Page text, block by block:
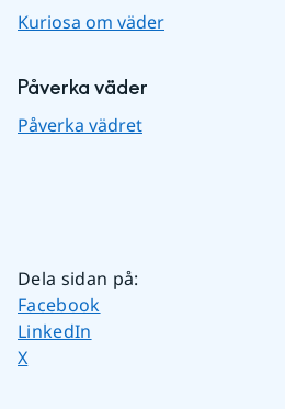
Kuriosa om väder
Påverka väder
Påverka vädret
Dela sidan på:
Dela sidan på
Facebook
Dela sidan på
LinkedIn
Dela sidan på
X